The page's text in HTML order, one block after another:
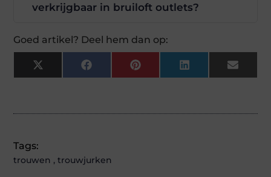
verkrijgbaar in bruiloft outlets?
Goed artikel? Deel hem dan op:
X
(Twitter)
FacebookPinterestLinkedInEmail
Tags:
trouwen ,trouwjurken